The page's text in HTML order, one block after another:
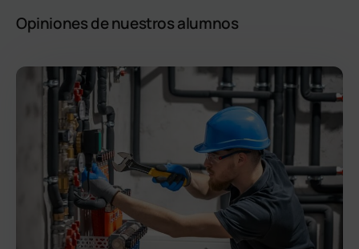
Opiniones de nuestros alumnos